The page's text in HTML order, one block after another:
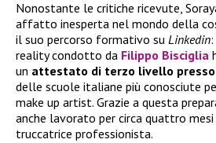
Nonostante le critiche ricevute,
affatto inesperta nel mondo della
il suo percorso formativo su Linkedin
reality condotto da Filippo Bisciglia
un attestato di terzo livello presso
delle scuole italiane più conosciute
make up artist. Grazie a questa
anche lavorato per circa quattro mesi
truccatrice professionista.